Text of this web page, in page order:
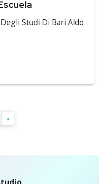
Studi Di Bari Aldo
»